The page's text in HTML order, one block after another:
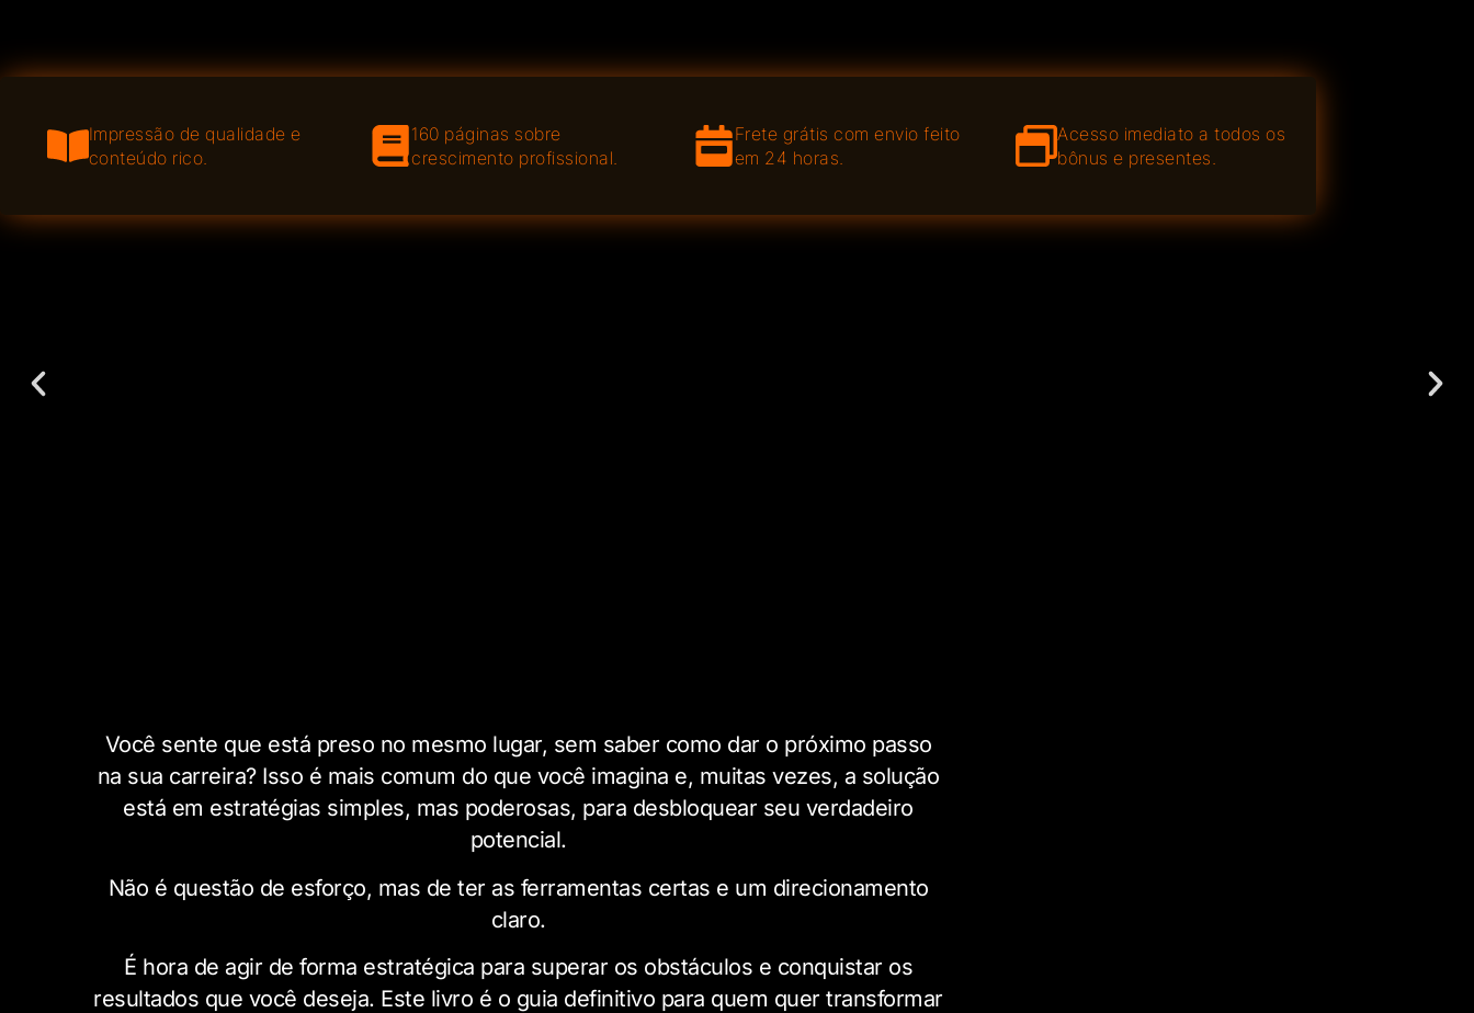
Impressão de qualidade e
conteúdo rico.
160 páginas sobre
crescimento profissional.
Frete grátis com envio feito
em 24 horas.
Acesso imediato a todos os
bônus e presentes.
Você sente que está preso no mesmo lugar, sem saber como dar o próximo passo
na sua carreira? Isso é mais comum do que você imagina e, muitas vezes, a solução
está em estratégias simples, mas poderosas, para desbloquear seu verdadeiro
potencial.
Não é questão de esforço, mas de ter as ferramentas certas e um direcionamento
claro.
É hora de agir de forma estratégica para superar os obstáculos e conquistar os
resultados que você deseja. Este livro é o guia definitivo para quem quer transformar